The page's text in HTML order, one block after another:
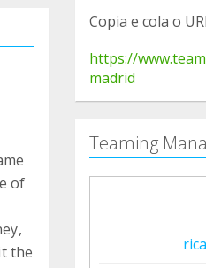
of
the
Copia e cola o
https://
madrid
Teaming